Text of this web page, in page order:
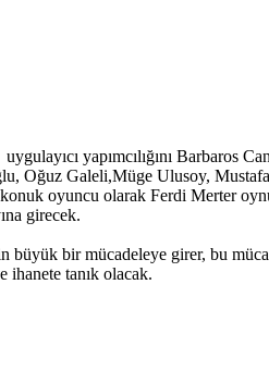
yapımcılığını
Oğuz Galeli,Müge Ulusoy,
oyuncu olarak Ferdi Merter
girecek.
büyük bir mücadeleye girer, bu
ihanete tanık olacak.